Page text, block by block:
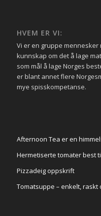
HVEM ER VI:
Vi er en gruppe
kunnskap om det å lage
som mål å lage Norges
er blant annet flere
mye spisskompetanse.
Afternoon Tea er en
Hermetiserte tomater best
Pizzadeig oppskrift
Tomatsuppe – enkelt, raskt